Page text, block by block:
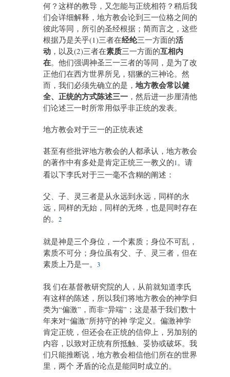
何？这样的教导，又怎能与正统相符？稍后我
们会详细解释，地方教会论到三一位格之间的
彼此等同，所引的圣经根据；简而言之，这些
根据乃是关乎(1)三者在经纶三一方面的活
动 ，以及(2)三者在素质三一方面的互相内
在。他们强调神圣三一三者的等同，是为了改
正他们在西方世界所见，猖獗的三神论。然
而，我们必须先确立的是， 地方教会常以健
全、正统的方式陈述三一 ，然后进一步厘清他
们论述三一时所常用似乎非正统的发表。
地方教会对于三一的正统表述
甚至有些批评地方教会的人都承认，地方教会
的著作中有多处是肯定正统三一教义的1。请
看以下李氏对于三一毫不含糊的阐述：
父、子、灵三者是从永远到永远，同样的永
远，同样的无始，同样的无终，也是同时存在
的。 2
就是神是三个身位，一个素质；身位不可乱，
素质不可分；身位虽有父、子、灵三者，但在
素质上乃是一。 3
我 们在基督教研究院的人，从前就知道李氏
有这样的陈述，所以我们将地方教会的神学归
类为“偏激”，而非“异端”；这是基于我们数十
年来对“偏激”所持守的神 学定义。偏激神学
肯定正统，但还会在正统的信仰上，另加别的
内容，以致对正统有所抵触、妥协或破坏。我
们只能推断说，地方教会相信他们所在的世界
里，两个 矛盾的论点是能同时成立的。